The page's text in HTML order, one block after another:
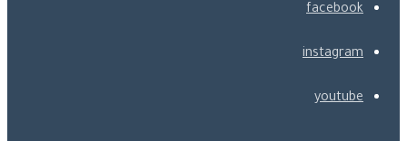
facebook
instagram
youtube